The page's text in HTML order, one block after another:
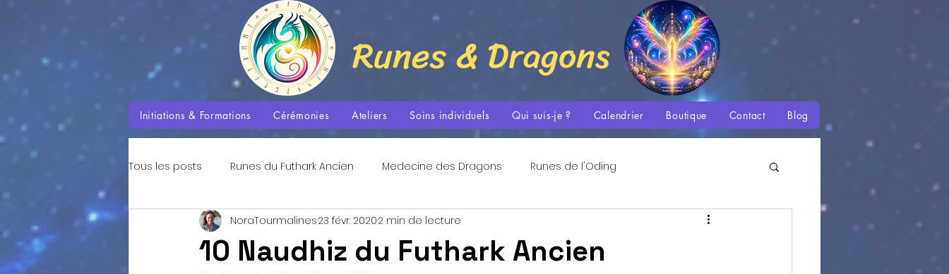
Runes & Dragons
Initiations & Formations Cérémonies Ateliers Soins individuels Qui suis-je ? Calendrier Boutique Contact Blog
Tous les posts Runes du Futhark Ancien Medecine des Dragons Runes de l'Oding
Enseignements des Dragons Les Flammes Sacrées
10 Naudhiz du Futhark Ancien
NoraTourmalines23 févr. 20202 min de lecture